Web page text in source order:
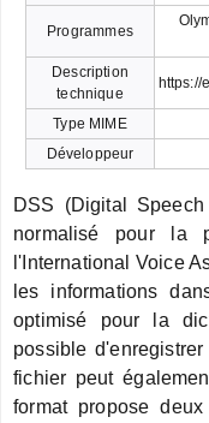
Programmes
Description
technique
https://
Type MIME
Développeur
DSS (Digital
normalisé pour la
l'International Voice
les informations
optimisé pour la
possible
fichier peut
format propose